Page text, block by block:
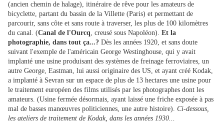
(ancien chemin de halage), itinéraire de rêve pour les amateurs de
bicyclette, partant du bassin de la Villette (Paris) et permettant de
parcourir, sans côte et sans route à traverser, les plus de 100 kilomètres
du canal. (Canal de l'Ourcq, creusé sous Napoléon). Et la
photographie, dans tout ça...? Dès les années 1920, et sans doute
suivant l'exemple de l'américain George Westinghouse, qui y avait
implanté une usine produisant des systèmes de freinage ferroviaires, un
autre George, Eastman, lui aussi originaire des US, et ayant créé Kodak,
a implanté à Sevran sur un espace de plus de 13 hectares une usine pour
le traitement européen des films utilisés par les photographes dont les
amateurs. (Usine fermée désormais, ayant laissé une friche exposée à pas
mal de basses manœuvres politiciennes, une autre histoire). Ci-dessous,
les ateliers de traitement de Kodak, dans les années 1930...